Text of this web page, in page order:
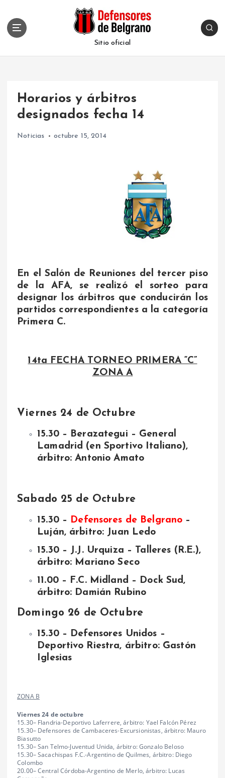
Sitio oficial
Horarios y árbitros
designados fecha 14
Noticias octubre 15, 2014
En el Salón de Reuniones del tercer piso
de la AFA, se realizó el sorteo para
designar los árbitros que conducirán los
partidos correspondientes a la categoría
Primera C.
14ta FECHA TORNEO PRIMERA “C”
ZONA A
Viernes 24 de Octubre
15.30 – Berazategui – General
Lamadrid (en Sportivo Italiano),
árbitro: Antonio Amato
Sabado 25 de Octubre
15.30 – Defensores de Belgrano –
Luján, árbitro: Juan Ledo
15.30 – J.J. Urquiza – Talleres (R.E.),
árbitro: Mariano Seco
11.00 – F.C. Midland – Dock Sud,
árbitro: Damián Rubino
Domingo 26 de Octubre
15.30 – Defensores Unidos –
Deportivo Riestra, árbitro: Gastón
Iglesias
ZONA B
Viernes 24 de octubre
15.30– Flandria-Deportivo Laferrere, árbitro: Yael Falcón Pérez
15.30– Defensores de Cambaceres-Excursionistas, árbitro: Mauro
Biasutto
15.30– San Telmo-Juventud Unida, árbitro: Gonzalo Beloso
15.30– Sacachispas F.C.-Argentino de Quilmes, árbitro: Diego
Colombo
20.00– Central Córdoba-Argentino de Merlo, árbitro: Lucas